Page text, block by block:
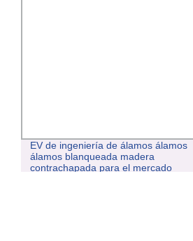
EV de ingeniería de álamos álamos
álamos blanqueada madera
contrachapada para el mercado